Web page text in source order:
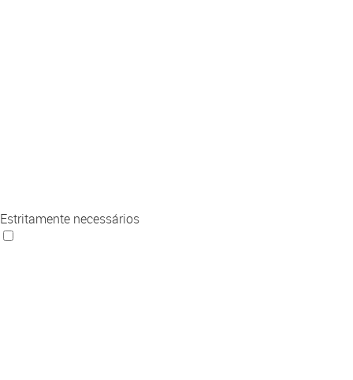
Estritamente necessários